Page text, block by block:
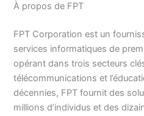
À propos de FPT
FPT Corporation est un
services informatiques de
opérant dans trois secteurs
télécommunications et
décennies, FPT fournit des
millions d’individus et des